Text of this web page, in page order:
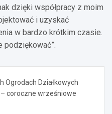
dzięki współpracy z moim
i uzyskać
w bardzo krótkim czasie.
podziękować”.
Ogrodach Działkowych
– coroczne wrześniowe